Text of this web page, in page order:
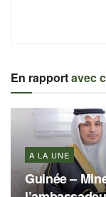
En rapportavec
A LA UNE
Guinée –